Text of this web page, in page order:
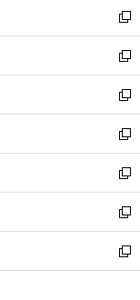
く
ド
ウ
で
開
く
ィ
ン
ド
ウ
で
開
く
い
ウ
ィ
ン
ド
ウ
で
開
く
新
し
い
ウ
ィ
ン
ド
ウ
で
開
く
新
し
い
ウ
ィ
ン
ド
ウ
で
開
く
新
し
い
ウ
ィ
ン
ド
ウ
で
開
新
し
い
ウ
ィ
ン
ド
ウ
新
し
い
ウ
ィ
ン
新
し
い
ウ
新
し